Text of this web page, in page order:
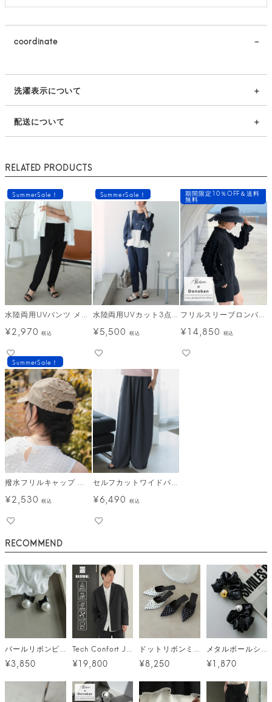
coordinate
洗濯表示について
配送について
RELATED PRODUCTS
SummerSale！
¥2,970 税込
SummerSale！
¥5,500 税込
期間限定10％OFF＆送料
無料
¥14,850 税込
撥水フリルキャップ メール便
SummerSale！
¥2,530 税込
セルフカットワイドパンツ
¥6,490 税込
RECOMMEND
¥3,850 ¥19,800 ¥8,250 ¥1,870